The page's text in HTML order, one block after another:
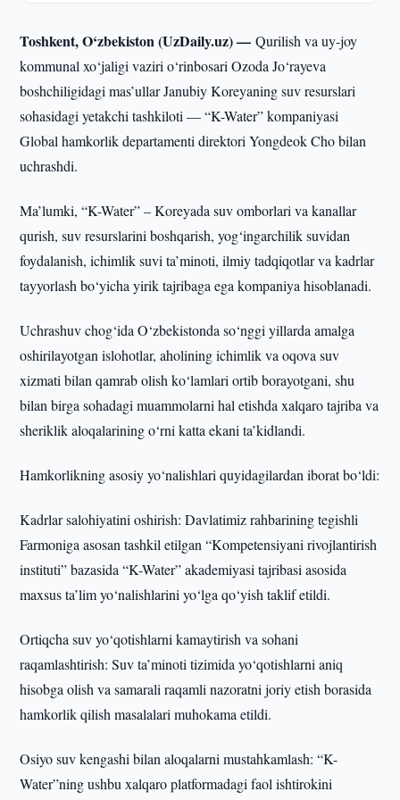
Toshkent, O‘zbekiston (UzDaily.uz) —Qurilish va uy-joy
kommunal xo‘jaligi vaziri o‘rinbosari Ozoda Jo‘rayeva
boshchiligidagi mas’ullar Janubiy Koreyaning suv resurslari
sohasidagi yetakchi tashkiloti — “K-Water” kompaniyasi
Global hamkorlik departamenti direktori Yongdeok Cho bilan
uchrashdi.
Ma’lumki, “K-Water” – Koreyada suv omborlari va kanallar
qurish, suv resurslarini boshqarish, yog‘ingarchilik suvidan
foydalanish, ichimlik suvi ta’minoti, ilmiy tadqiqotlar va kadrlar
tayyorlash bo‘yicha yirik tajribaga ega kompaniya hisoblanadi.
Uchrashuv chog‘ida O‘zbekistonda so‘nggi yillarda amalga
oshirilayotgan islohotlar, aholining ichimlik va oqova suv
xizmati bilan qamrab olish ko‘lamlari ortib borayotgani, shu
bilan birga sohadagi muammolarni hal etishda xalqaro tajriba va
sheriklik aloqalarining o‘rni katta ekani ta’kidlandi.
Hamkorlikning asosiy yo‘nalishlari quyidagilardan iborat bo‘ldi:
Kadrlar salohiyatini oshirish: Davlatimiz rahbarining tegishli
Farmoniga asosan tashkil etilgan “Kompetensiyani rivojlantirish
instituti” bazasida “K-Water” akademiyasi tajribasi asosida
maxsus ta’lim yo‘nalishlarini yo‘lga qo‘yish taklif etildi.
Ortiqcha suv yo‘qotishlarni kamaytirish va sohani
raqamlashtirish: Suv ta’minoti tizimida yo‘qotishlarni aniq
hisobga olish va samarali raqamli nazoratni joriy etish borasida
hamkorlik qilish masalalari muhokama etildi.
Osiyo suv kengashi bilan aloqalarni mustahkamlash: “K-
Water”ning ushbu xalqaro platformadagi faol ishtirokini